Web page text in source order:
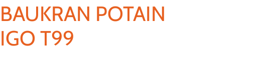
BAUKRAN POTAIN
IGO T99